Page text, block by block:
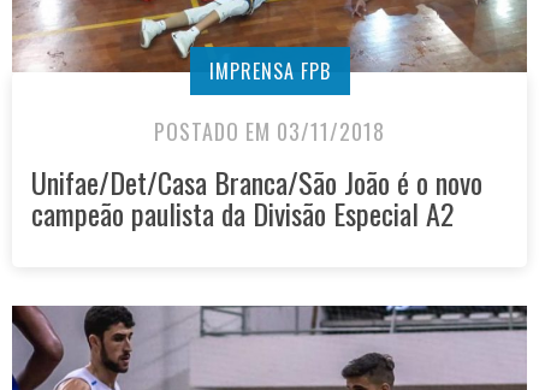
IMPRENSA FPB
POSTADO EM 03/11/2018
Unifae/Det/Casa Branca/São João é o novo
campeão paulista da Divisão Especial A2